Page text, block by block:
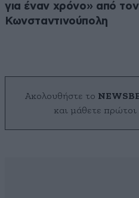
για έναν χρόνο» από
Κωνσταντινούπολη
Ακολουθήστε το
και μάθετε πρώτοι